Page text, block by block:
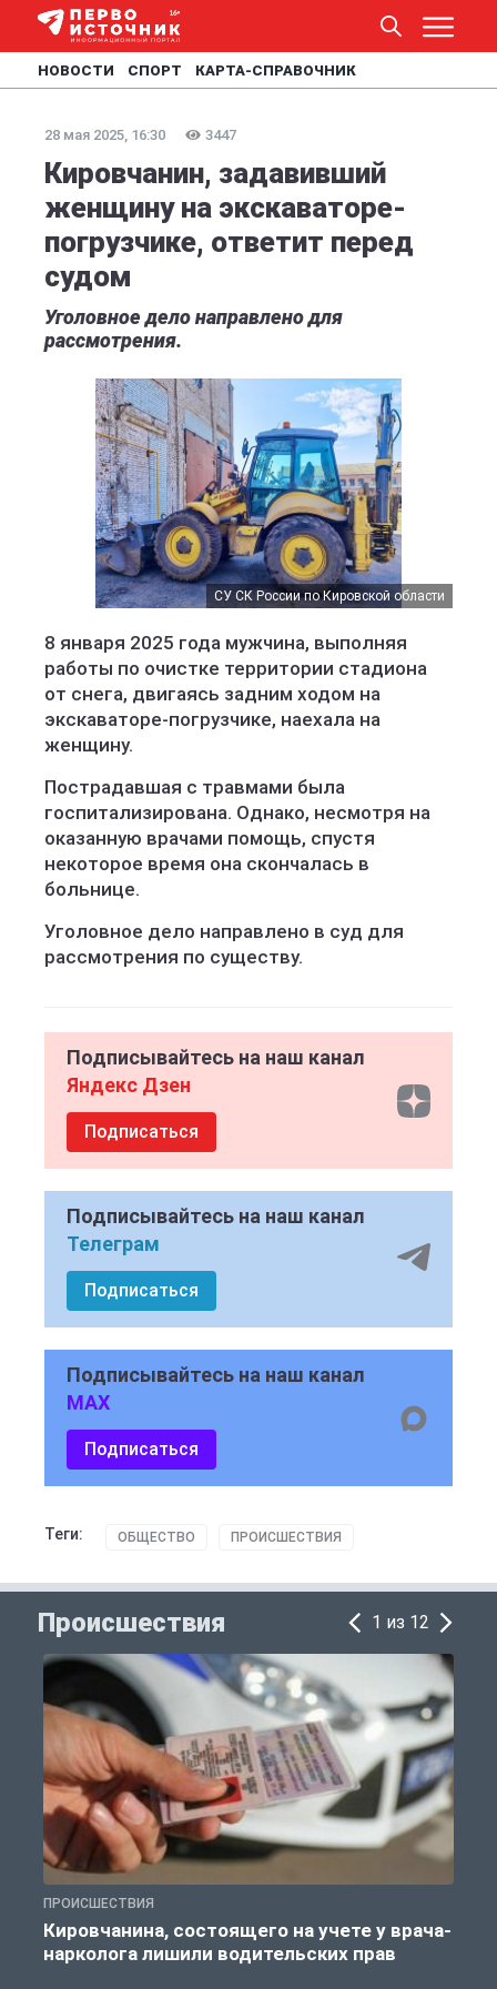
НОВОСТИ СПОРТ КАРТА-СПРАВОЧНИК
28 мая 2025, 16:30 3447
Кировчанин, задавивший
женщину на экскаваторе-
погрузчике, ответит перед
судом
Уголовное дело направлено для
рассмотрения.
СУ СК России по Кировской области
8 января 2025 года мужчина, выполняя
работы по очистке территории стадиона
от снега, двигаясь задним ходом на
экскаваторе-погрузчике, наехала на
женщину.
Пострадавшая с травмами была
госпитализирована. Однако, несмотря на
оказанную врачами помощь, спустя
некоторое время она скончалась в
больнице.
Уголовное дело направлено в суд для
рассмотрения по существу.
Подписывайтесь на наш канал
Яндекс Дзен
Подписаться
Подписывайтесь на наш канал
Телеграм
Подписаться
Подписывайтесь на наш канал
MAX
Подписаться
Теги: ОБЩЕСТВО ПРОИСШЕСТВИЯ
Происшествия 1 из 12
ПРОИСШЕСТВИЯ
Кировчанина, состоящего на учете у врача-
нарколога лишили водительских прав